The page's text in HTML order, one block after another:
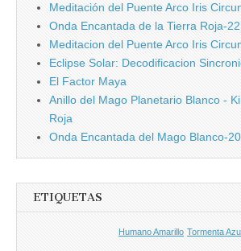
Meditación del Puente Arco Iris
Onda Encantada de la Tierra Roja-22
Meditacion del Puente Arco Iris
Eclipse Solar: Decodificacion
El Factor Maya
Anillo del Mago Planetario Blanco -
Roja
Onda Encantada del Mago Blanco-20
ETIQUETAS
Humano Amarillo Tormenta